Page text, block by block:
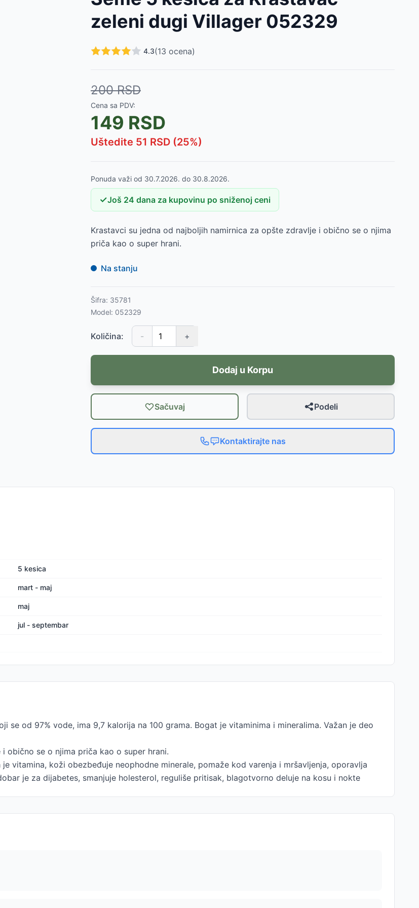
zeleni dugi Villager 052329
4.3(13 ocena)
200RSD
Cena sa PDV:
149 RSD
Uštedite 51 RSD (25%)
Ponuda važi od 30.7.2026. do 30.8.2026.
✓Još 24 dana za kupovinu po sniženoj ceni
Krastavci su jedna od najboljih namirnica za opšte zdravlje i obično se o njima
priča kao o super hrani.
Na stanju
Šifra: 35781
Model: 052329
Količina: - +
Dodaj u Korpu
Sačuvaj Podeli
Kontaktirajte nas
5 kesica
mart - maj
maj
jul - septembar
se od 97% vode, ima 9,7 kalorija na 100 grama. Bogat je vitaminima i mineralima. Važan je deo
obično se o njima priča kao o super hrani.
vitamina, koži obezbeđuje neophodne minerale, pomaže kod varenja i mršavljenja, oporavlja
je za dijabetes, smanjuje holesterol, reguliše pritisak, blagotvorno deluje na kosu i nokte